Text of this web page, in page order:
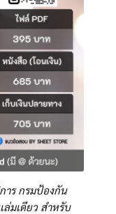
ร กรมป้องกัน
ล่มเดียว สำหรับ